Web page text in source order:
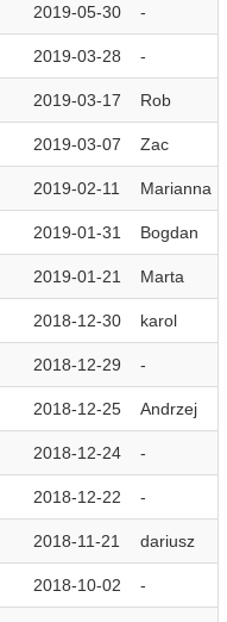
2019-05-30 -
2019-03-28 -
2019-03-17 Rob
2019-03-07 Zac
2019-02-11 Marianna
2019-01-31 Bogdan
2019-01-21 Marta
2018-12-30 karol
2018-12-29 -
2018-12-25 Andrzej
2018-12-24 -
2018-12-22 -
2018-11-21 dariusz
2018-10-02 -